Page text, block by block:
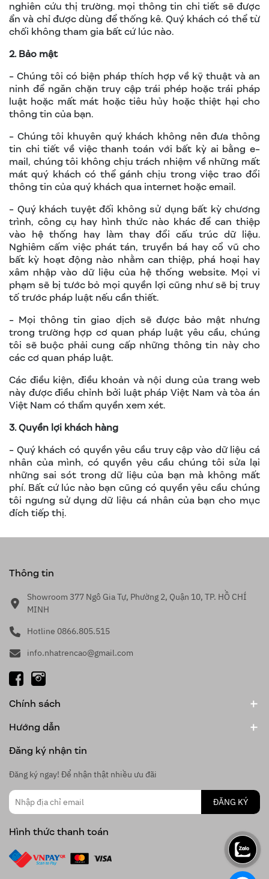
nghiên cứu thị trường. mọi thông tin chi tiết sẽ được
ẩn và chỉ được dùng để thống kê. Quý khách có thể từ
chối không tham gia bất cứ lúc nào.
2. Bảo mật
- Chúng tôi có biện pháp thích hợp về kỹ thuật và an
ninh để ngăn chặn truy cập trái phép hoặc trái pháp
luật hoặc mất mát hoặc tiêu hủy hoặc thiệt hại cho
thông tin của bạn.
- Chúng tôi khuyên quý khách không nên đưa thông
tin chi tiết về việc thanh toán với bất kỳ ai bằng e-
mail, chúng tôi không chịu trách nhiệm về những mất
mát quý khách có thể gánh chịu trong việc trao đổi
thông tin của quý khách qua internet hoặc email.
- Quý khách tuyệt đối không sử dụng bất kỳ chương
trình, công cụ hay hình thức nào khác để can thiệp
vào hệ thống hay làm thay đổi cấu trúc dữ liệu.
Nghiêm cấm việc phát tán, truyền bá hay cổ vũ cho
bất kỳ hoạt động nào nhằm can thiệp, phá hoại hay
xâm nhập vào dữ liệu của hệ thống website. Mọi vi
phạm sẽ bị tước bỏ mọi quyền lợi cũng như sẽ bị truy
tố trước pháp luật nếu cần thiết.
- Mọi thông tin giao dịch sẽ được bảo mật nhưng
trong trường hợp cơ quan pháp luật yêu cầu, chúng
tôi sẽ buộc phải cung cấp những thông tin này cho
các cơ quan pháp luật.
Các điều kiện, điều khoản và nội dung của trang web
này được điều chỉnh bởi luật pháp Việt Nam và tòa án
Việt Nam có thẩm quyền xem xét.
3. Quyền lợi khách hàng
- Quý khách có quyền yêu cầu truy cập vào dữ liệu cá
nhân của mình, có quyền yêu cầu chúng tôi sửa lại
những sai sót trong dữ liệu của bạn mà không mất
phí. Bất cứ lúc nào bạn cũng có quyền yêu cầu chúng
tôi ngưng sử dụng dữ liệu cá nhân của bạn cho mục
đích tiếp thị.
Thông tin
Showroom 377 Ngô Gia Tự, Phường 2, Quận 10, TP. HỒ CHÍ
MINH
Hotline 0866.805.515
info.nhatrencao@gmail.com
Chính sách
Hướng dẫn
Đăng ký nhận tin
Đăng ký ngay! Để nhận thật nhiều ưu đãi
ĐĂNG KÝ
Hình thức thanh toán